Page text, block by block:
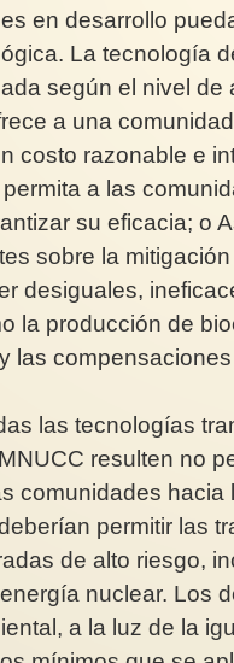
en desarrollo
La tecnología
según el nivel
a una
costo razonable e
a las
su eficacia; o
sobre la
desiguales,
la producción de
las
las tecnologías
resulten no
comunidades hacia
permitir las
de alto riesgo,
nuclear. Los
a la luz de la